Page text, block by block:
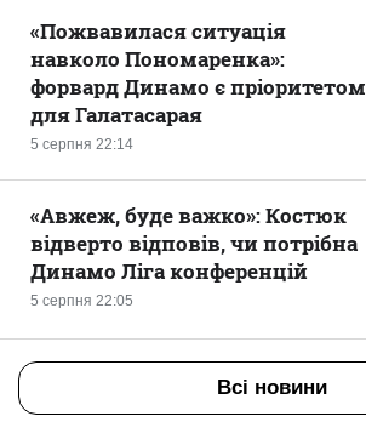
5 серпня 22:14
«Пожвавилася ситуація
навколо Пономаренка»:
форвард Динамо є пріоритетом
для Галатасарая
5 серпня 22:05
«Авжеж, буде важко»: Костюк
відверто відповів, чи потрібна
Динамо Ліга конференцій
Всі новини